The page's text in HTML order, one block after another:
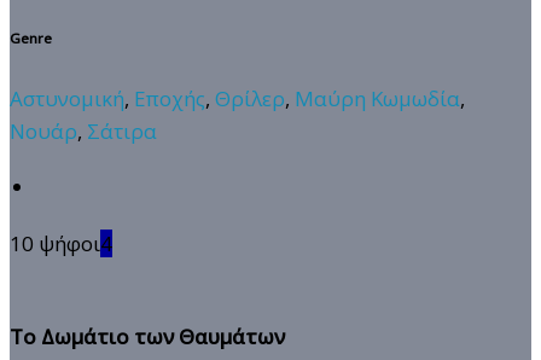
Genre
Αστυνομική, Εποχής, Θρίλερ, Μαύρη Κωμωδία,
Νουάρ, Σάτιρα
10 ψήφοι4
Το Δωμάτιο των Θαυμάτων